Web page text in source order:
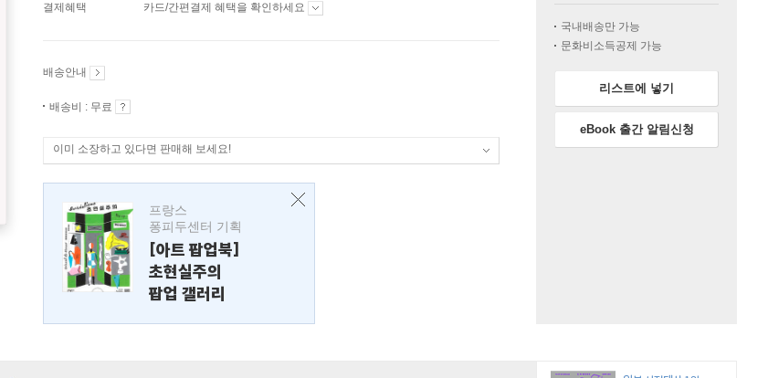
결제혜택 카드/간편결제 혜택을 확인하세요
배송안내
배송비 : 무료
이미 소장하고 있다면 판매해 보세요!
프랑스
퐁피두센터 기획
[아트 팝업북]
초현실주의
팝업 갤러리
국내배송만 가능
문화비소득공제 가능
리스트에 넣기
eBook 출간 알림신청